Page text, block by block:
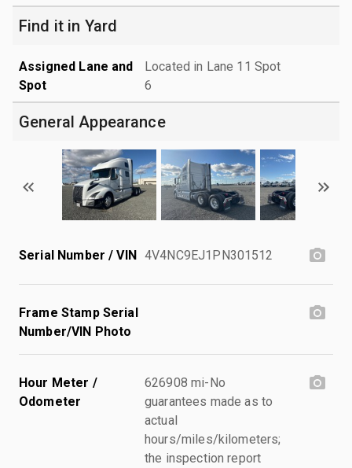
Find it in Yard
Assigned Lane and
Spot
Located in Lane 11 Spot
6
General Appearance
Serial Number / VIN 4V4NC9EJ1PN301512
Frame Stamp Serial
Number/VIN Photo
Hour Meter /
Odometer
626908 mi-No
guarantees made as to
actual
hours/miles/kilometers;
the inspection report